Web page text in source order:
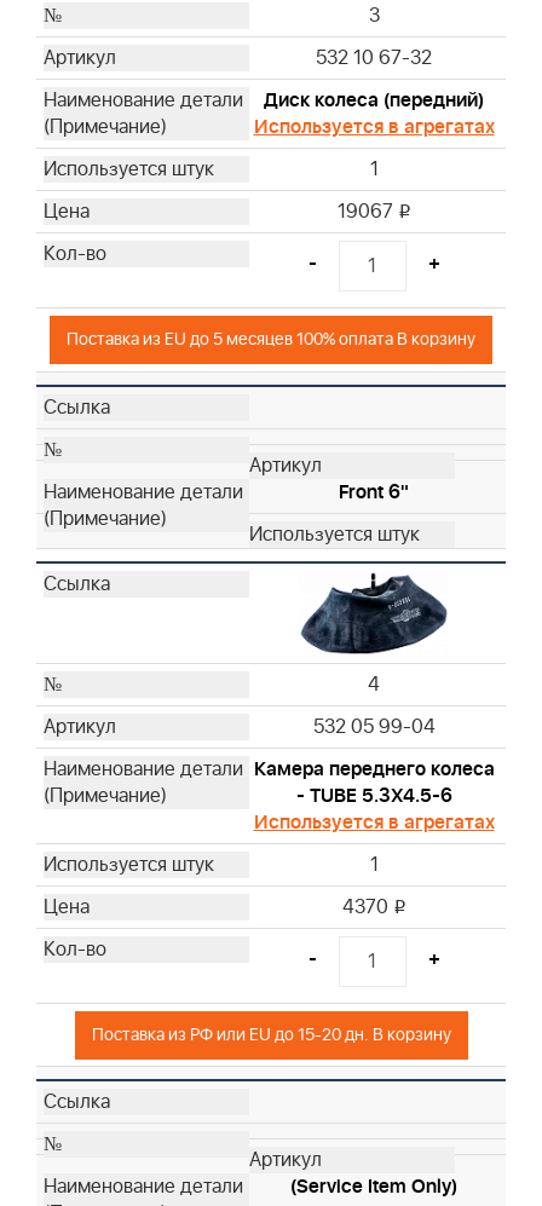
3
532 10 67-32
Диск колеса (передний)
Используется в агрегатах
1
19067 i
- +
Поставка из EU до 5 месяцев 100% оплата В корзину
Front 6"
4
532 05 99-04
Камера переднего колеса
- TUBE 5.3X4.5-6
Используется в агрегатах
1
4370 i
- +
Поставка из РФ или EU до 15-20 дн. В корзину
(Service Item Only)